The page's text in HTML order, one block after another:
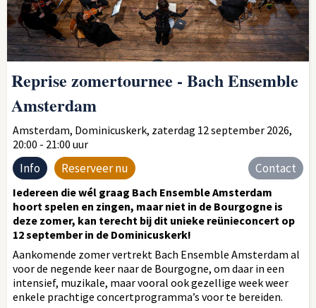
Reprise zomertournee - Bach Ensemble
Amsterdam
Amsterdam, Dominicuskerk, zaterdag 12 september 2026,
20:00 - 21:00 uur
Info Reserveer nu Contact
Iedereen die wél graag Bach Ensemble Amsterdam
hoort spelen en zingen, maar niet in de Bourgogne is
deze zomer, kan terecht bij dit unieke reünieconcert op
12 september in de Dominicuskerk!
Aankomende zomer vertrekt Bach Ensemble Amsterdam al
voor de negende keer naar de Bourgogne, om daar in een
intensief, muzikale, maar vooral ook gezellige week weer
enkele prachtige concertprogramma’s voor te bereiden.